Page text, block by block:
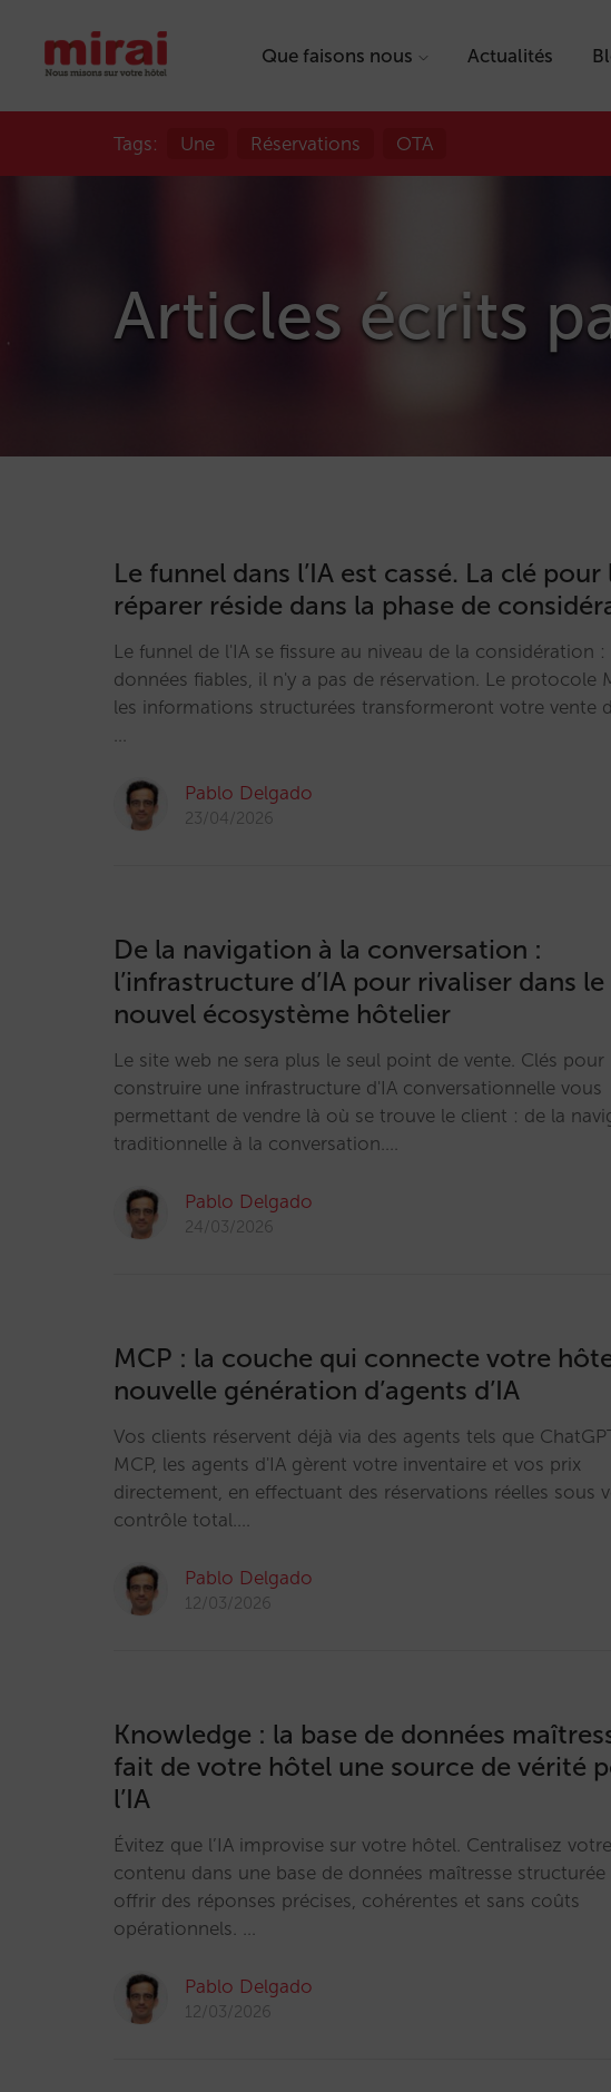
Que faisons nous Actualités
Tags: Une Réservations OTA
Articles écrits
Le funnel dans l’IA est cassé. La clé pour
réparer réside dans la phase de
Le funnel de l'IA se fissure au niveau de la considération :
données fiables, il n'y a pas de réservation. Le protocole
les informations structurées transformeront votre vente
…
Pablo Delgado
23/04/2026
De la navigation à la conversation :
l’infrastructure d’IA pour rivaliser dans le
nouvel écosystème hôtelier
Le site web ne sera plus le seul point de vente. Clés pour
construire une infrastructure d'IA conversationnelle vous
permettant de vendre là où se trouve le client : de la
traditionnelle à la conversation.…
Pablo Delgado
24/03/2026
MCP : la couche qui connecte votre
nouvelle génération d’agents d’IA
Vos clients réservent déjà via des agents tels que
MCP, les agents d'IA gèrent votre inventaire et vos prix
directement, en effectuant des réservations réelles sous
contrôle total.…
Pablo Delgado
12/03/2026
Knowledge : la base de données
fait de votre hôtel une source de vérité
l’IA
Évitez que l’IA improvise sur votre hôtel. Centralisez votre
contenu dans une base de données maîtresse
offrir des réponses précises, cohérentes et sans coûts
opérationnels. …
Pablo Delgado
12/03/2026